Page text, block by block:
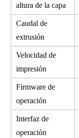
altura de la capa
Caudal de
extrusión
Velocidad de
impresión
Firmware de
operación
Interfaz de
operación